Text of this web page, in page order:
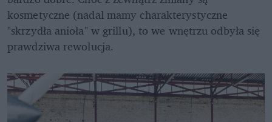
kosmetyczne (nadal mamy charakterystyczne
"skrzydła anioła" w grillu), to we wnętrzu odbyła się
prawdziwa rewolucja.